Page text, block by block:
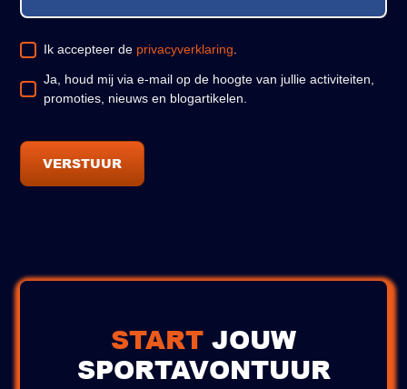
Ik accepteer de privacyverklaring.
Ja, houd mij via e-mail op de hoogte van jullie activiteiten,
promoties, nieuws en blogartikelen.
START JOUW
SPORTAVONTUUR